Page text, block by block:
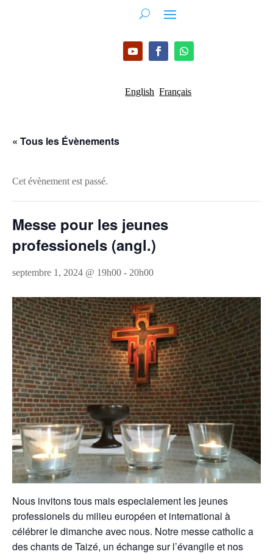
English Français
« Tous les Évènements
Cet évènement est passé.
Messe pour les jeunes
professionels (angl.)
septembre 1, 2024 @ 19h00 - 20h00
Nous invitons tous mais especialement les jeunes
professionels du milieu européen et international à
célébrer le dimanche avec nous. Notre messe catholic a
des chants de Taizé, un échange sur l’évangile et nos